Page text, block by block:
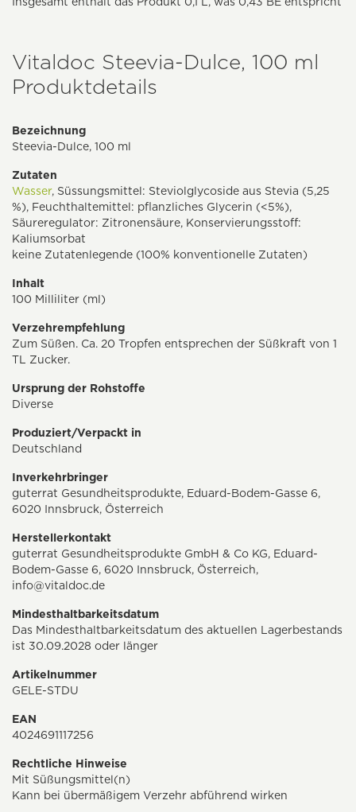
Vitaldoc Steevia-Dulce, 100 ml
Produktdetails
Bezeichnung
Steevia-Dulce, 100 ml
Zutaten
Wasser, Süssungsmittel: Steviolglycoside aus Stevia (5,25
%), Feuchthaltemittel: pflanzliches Glycerin (<5%),
Säureregulator: Zitronensäure, Konservierungsstoff:
Kaliumsorbat
keine Zutatenlegende (100% konventionelle Zutaten)
Inhalt
100 Milliliter (ml)
Verzehrempfehlung
Zum Süßen. Ca. 20 Tropfen entsprechen der Süßkraft von 1
TL Zucker.
Ursprung der Rohstoffe
Diverse
Produziert/Verpackt in
Deutschland
Inverkehrbringer
guterrat Gesundheitsprodukte, Eduard-Bodem-Gasse 6,
6020 Innsbruck, Österreich
Herstellerkontakt
guterrat Gesundheitsprodukte GmbH & Co KG, Eduard-
Bodem-Gasse 6, 6020 Innsbruck, Österreich,
info@vitaldoc.de
Mindesthaltbarkeitsdatum
Das Mindesthaltbarkeitsdatum des aktuellen Lagerbestands
ist 30.09.2028 oder länger
Artikelnummer
GELE-STDU
EAN
4024691117256
Rechtliche Hinweise
Mit Süßungsmittel(n)
Kann bei übermäßigem Verzehr abführend wirken